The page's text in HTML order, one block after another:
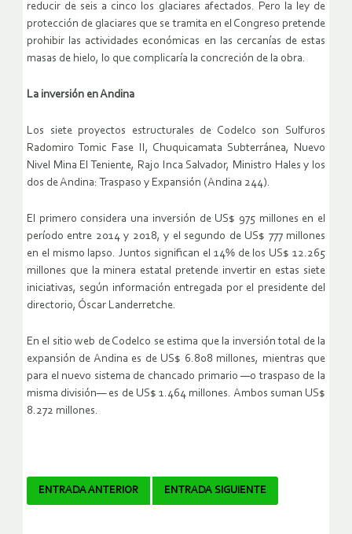
reducir de seis a cinco los glaciares afectados. Pero la ley de
protección de glaciares que se tramita en el Congreso pretende
prohibir las actividades económicas en las cercanías de estas
masas de hielo, lo que complicaría la concreción de la obra.
La inversión en Andina
Los siete proyectos estructurales de Codelco son Sulfuros
Radomiro Tomic Fase II, Chuquicamata Subterránea, Nuevo
Nivel Mina El Teniente, Rajo Inca Salvador, Ministro Hales y los
dos de Andina: Traspaso y Expansión (Andina 244).
El primero considera una inversión de US$ 975 millones en el
período entre 2014 y 2018, y el segundo de US$ 777 millones
en el mismo lapso. Juntos significan el 14% de los US$ 12.265
millones que la minera estatal pretende invertir en estas siete
iniciativas, según información entregada por el presidente del
directorio, Óscar Landerretche.
En el sitio web de Codelco se estima que la inversión total de la
expansión de Andina es de US$ 6.808 millones, mientras que
para el nuevo sistema de chancado primario —o traspaso de la
misma división— es de US$ 1.464 millones. Ambos suman US$
8.272 millones.
Navegador
ENTRADA ANTERIOR ENTRADA SIGUIENTE